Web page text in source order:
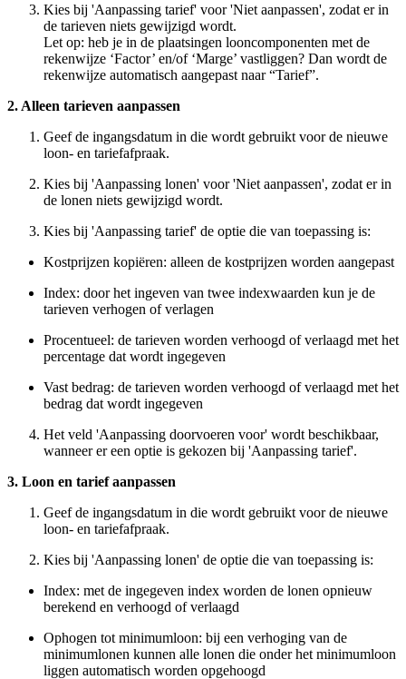
Kies bij 'Aanpassing tarief' voor 'Niet aanpassen', zodat er in
de tarieven niets gewijzigd wordt.
Let op: heb je in de plaatsingen looncomponenten met de
rekenwijze ‘Factor’ en/of ‘Marge’ vastliggen? Dan wordt de
rekenwijze automatisch aangepast naar “Tarief”.
2. Alleen tarieven aanpassen
Geef de ingangsdatum in die wordt gebruikt voor de nieuwe
loon- en tariefafpraak.
Kies bij 'Aanpassing lonen' voor 'Niet aanpassen', zodat er in
de lonen niets gewijzigd wordt.
Kies bij 'Aanpassing tarief' de optie die van toepassing is:
Kostprijzen kopiëren: alleen de kostprijzen worden aangepast
Index: door het ingeven van twee indexwaarden kun je de
tarieven verhogen of verlagen
Procentueel: de tarieven worden verhoogd of verlaagd met het
percentage dat wordt ingegeven
Vast bedrag: de tarieven worden verhoogd of verlaagd met het
bedrag dat wordt ingegeven
Het veld 'Aanpassing doorvoeren voor' wordt beschikbaar,
wanneer er een optie is gekozen bij 'Aanpassing tarief'.
3. Loon en tarief aanpassen
Geef de ingangsdatum in die wordt gebruikt voor de nieuwe
loon- en tariefafpraak.
Kies bij 'Aanpassing lonen' de optie die van toepassing is:
Index: met de ingegeven index worden de lonen opnieuw
berekend en verhoogd of verlaagd
Ophogen tot minimumloon: bij een verhoging van de
minimumlonen kunnen alle lonen die onder het minimumloon
liggen automatisch worden opgehoogd